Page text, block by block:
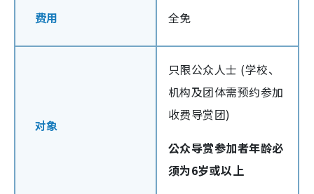
费用 全免
对象
只限公众人士 (学校、
机构及团体需预约参加
收费导赏团)
公众导赏参加者年龄必
须为6岁或以上